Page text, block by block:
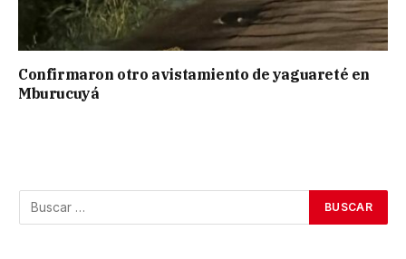
Confirmaron otro avistamiento de yaguareté en
Mburucuyá